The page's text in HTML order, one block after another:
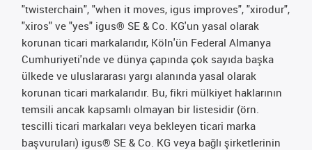
"twisterchain", "when it moves, igus improves", "xirodur",
"xiros" ve "yes" igus® SE & Co. KG'un yasal olarak
korunan ticari markalarıdır, Köln'ün Federal Almanya
Cumhuriyeti'nde ve dünya çapında çok sayıda başka
ülkede ve uluslararası yargı alanında yasal olarak
korunan ticari markalarıdır. Bu, fikri mülkiyet haklarının
temsili ancak kapsamlı olmayan bir listesidir (örn.
tescilli ticari markaları veya bekleyen ticari marka
başvuruları) igus® SE & Co. KG veya bağlı şirketlerinin